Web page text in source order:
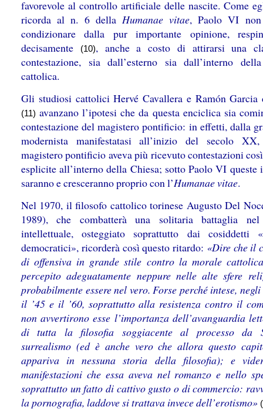
favorevole al controllo artificiale delle nascite. Come
ricorda al n. 6 della Humanae vitae, Paolo VI
condizionare dalla pur importante opinione,
decisamente
(10), anche a costo di attirarsi una
contestazione, sia dall’esterno sia dall’interno
cattolica.
Gli studiosi cattolici Hervé Cavallera e Ramón Garcia
(11) avanzano l’ipotesi che da questa enciclica sia
contestazione del magistero pontificio: in effetti, dalla
modernista manifestatasi all’inizio del secolo
magistero pontificio aveva più ricevuto contestazioni
esplicite all’interno della Chiesa; sotto Paolo VI queste
saranno e cresceranno proprio con l’Humanae vitae.
Nel 1970, il filosofo cattolico torinese Augusto Del
1989), che combatterà una solitaria battaglia
intellettuale, osteggiato soprattutto dai cosiddetti
democratici», ricorderà così questo ritardo: «Dire che il
di offensiva in grande stile contro la morale
percepito adeguatamente neppure nelle alte sfere
probabilmente essere nel vero. Forse perché intese,
il ’45 e il ’60, soprattutto alla resistenza contro il
non avvertirono esse l’importanza dell’avanguardia
di tutta la filosofia soggiacente al processo da
surrealismo (ed è anche vero che allora questo
appariva in nessuna storia della filosofia); e
manifestazioni che essa aveva nel romanzo e nello
soprattutto un fatto di cattivo gusto o di commercio:
la pornografia, laddove si trattava invece dell’erotismo»